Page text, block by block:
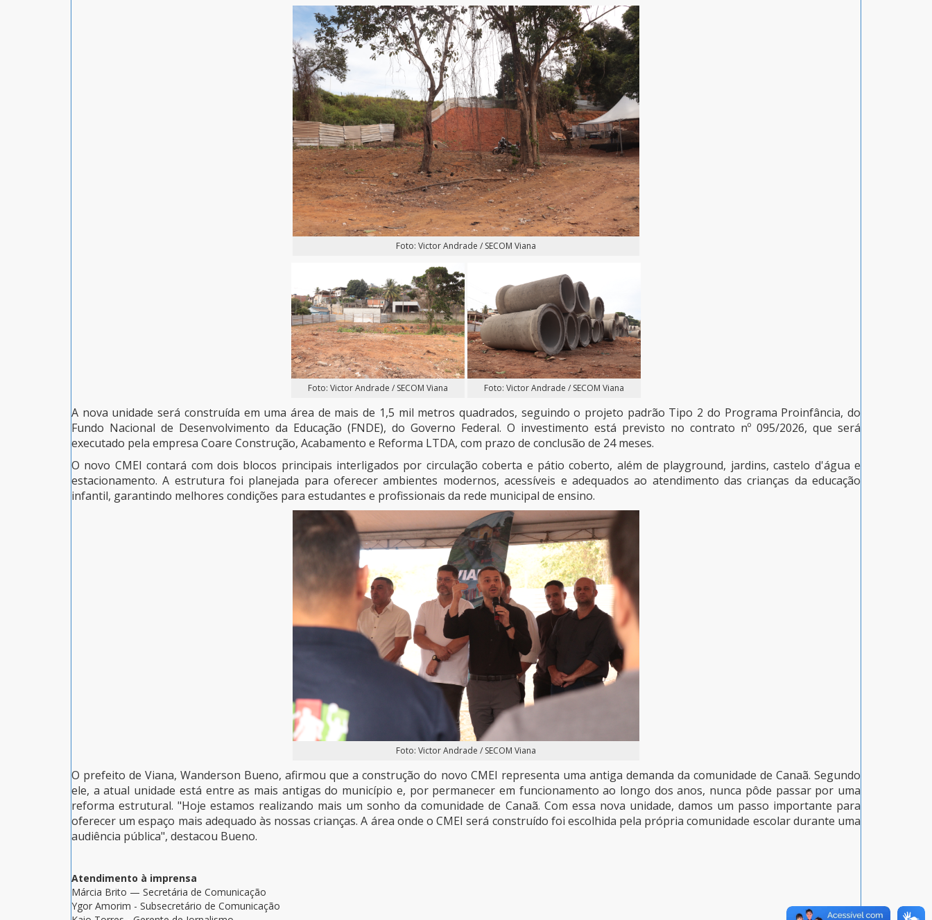
Foto: Victor Andrade / SECOM Viana
Foto: Victor Andrade / SECOM Viana Foto: Victor Andrade / SECOM Viana
A nova unidade será construída em uma área de mais de 1,5 mil metros quadrados, seguindo o projeto padrão Tipo 2 do Programa Proinfância, do
Fundo Nacional de Desenvolvimento da Educação (FNDE), do Governo Federal. O investimento está previsto no contrato nº 095/2026, que será
executado pela empresa Coare Construção, Acabamento e Reforma LTDA, com prazo de conclusão de 24 meses.
O novo CMEI contará com dois blocos principais interligados por circulação coberta e pátio coberto, além de playground, jardins, castelo d'água e
estacionamento. A estrutura foi planejada para oferecer ambientes modernos, acessíveis e adequados ao atendimento das crianças da educação
infantil, garantindo melhores condições para estudantes e profissionais da rede municipal de ensino.
Foto: Victor Andrade / SECOM Viana
O prefeito de Viana, Wanderson Bueno, afirmou que a construção do novo CMEI representa uma antiga demanda da comunidade de Canaã. Segundo
ele, a atual unidade está entre as mais antigas do município e, por permanecer em funcionamento ao longo dos anos, nunca pôde passar por uma
reforma estrutural. "Hoje estamos realizando mais um sonho da comunidade de Canaã. Com essa nova unidade, damos um passo importante para
oferecer um espaço mais adequado às nossas crianças. A área onde o CMEI será construído foi escolhida pela própria comunidade escolar durante uma
audiência pública", destacou Bueno.
Atendimento à imprensa
Márcia Brito — Secretária de Comunicação
Ygor Amorim - Subsecretário de Comunicação